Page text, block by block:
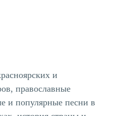
и
православные
и популярные песни в